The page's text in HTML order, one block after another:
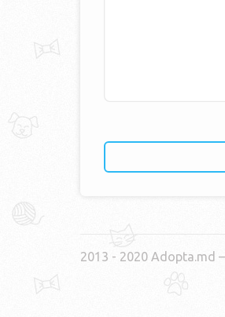
2013 - 2020 Adopta.md